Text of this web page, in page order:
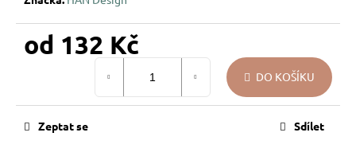
od 132 Kč
DO KOŠÍKU
Zeptat se Sdílet
KRESBA
139
Kč